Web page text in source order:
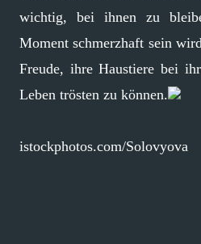
wichtig, bei ihnen zu
Moment schmerzhaft sein
Freude, ihre Haustiere bei
Leben trösten zu können.
istockphotos.com/Solovyova